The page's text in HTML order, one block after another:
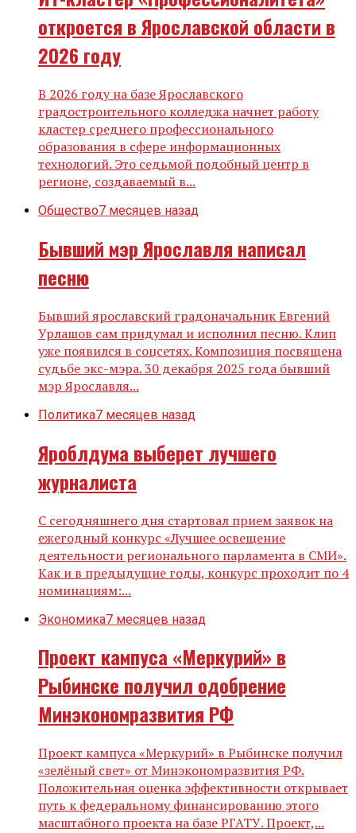
откроется в Ярославской области в
2026 году
В 2026 году на базе Ярославского
градостроительного колледжа начнет работу
кластер среднего профессионального
образования в сфере информационных
технологий. Это седьмой подобный центр в
регионе, создаваемый в...
Общество7 месяцев назад
Бывший мэр Ярославля написал
песню
Бывший ярославский градоначальник Евгений
Урлашов сам придумал и исполнил песню. Клип
уже появился в соцсетях. Композиция посвящена
судьбе экс-мэра. 30 декабря 2025 года бывший
мэр Ярославля...
Политика7 месяцев назад
Яроблдума выберет лучшего
журналиста
С сегодняшнего дня стартовал прием заявок на
ежегодный конкурс «Лучшее освещение
деятельности регионального парламента в СМИ».
Как и в предыдущие годы, конкурс проходит по 4
номинациям:...
Экономика7 месяцев назад
Проект кампуса «Меркурий» в
Рыбинске получил одобрение
Минэкономразвития РФ
Проект кампуса «Меркурий» в Рыбинске получил
«зелёный свет» от Минэкономразвития РФ.
Положительная оценка эффективности открывает
путь к федеральному финансированию этого
масштабного проекта на базе РГАТУ. Проект,...